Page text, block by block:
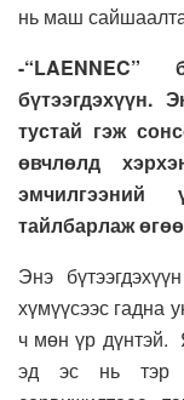
нь маш
-“LAENNEC”
бүтээгдэхүүн.
тустай гэж
өвчлөлд
тайлбарлаж
Энэ
хүмүүсээс гадна
ч мөн үр дүнтэй.
эд эс нь тэр